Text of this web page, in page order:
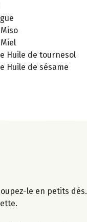
Huile de tournesol
Huile de sésame
le en petits dés.